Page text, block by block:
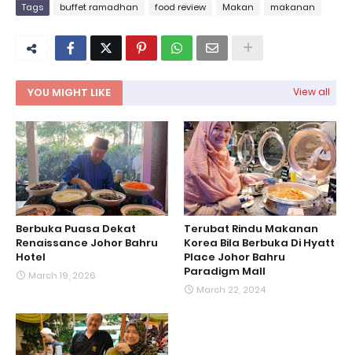
Tags buffet ramadhan food review Makan makanan
YOU MIGHT LIKE View all
Berbuka Puasa Dekat
Renaissance Johor Bahru
Hotel
March 19, 2026
Terubat Rindu Makanan
Korea Bila Berbuka Di Hyatt
Place Johor Bahru
Paradigm Mall
March 22, 2024